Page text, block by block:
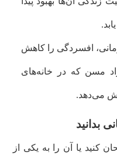
افسردگی را کاهش
مسن که در خانه‌های
می‌دهد.
بدانید
کنید یا آن را به یکی از